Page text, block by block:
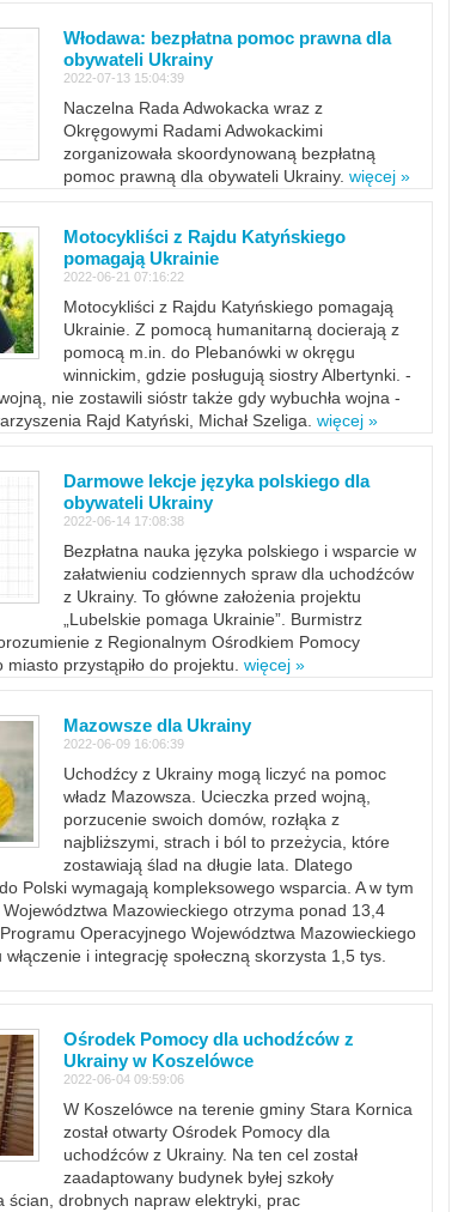
Włodawa: bezpłatna pomoc prawna dla
obywateli Ukrainy
2022-07-13 15:04:39
Naczelna Rada Adwokacka wraz z
Okręgowymi Radami Adwokackimi
zorganizowała skoordynowaną bezpłatną
pomoc prawną dla obywateli Ukrainy. więcej »
Motocykliści z Rajdu Katyńskiego
pomagają Ukrainie
2022-06-21 07:16:22
Motocykliści z Rajdu Katyńskiego pomagają
Ukrainie. Z pomocą humanitarną docierają z
pomocą m.in. do Plebanówki w okręgu
winnickim, gdzie posługują siostry Albertynki. -
nie zostawili sióstr także gdy wybuchła wojna -
Rajd Katyński, Michał Szeliga. więcej »
Darmowe lekcje języka polskiego dla
obywateli Ukrainy
2022-06-14 17:08:38
Bezpłatna nauka języka polskiego i wsparcie w
załatwieniu codziennych spraw dla uchodźców
z Ukrainy. To główne założenia projektu
„Lubelskie pomaga Ukrainie”. Burmistrz
z Regionalnym Ośrodkiem Pomocy
przystąpiło do projektu. więcej »
Mazowsze dla Ukrainy
2022-06-09 16:06:39
Uchodźcy z Ukrainy mogą liczyć na pomoc
władz Mazowsza. Ucieczka przed wojną,
porzucenie swoich domów, rozłąka z
najbliższymi, strach i ból to przeżycia, które
zostawiają ślad na długie lata. Dlatego
Polski wymagają kompleksowego wsparcia. A w tym
Mazowieckiego otrzyma ponad 13,4
Operacyjnego Województwa Mazowieckiego
i integrację społeczną skorzysta 1,5 tys.
Ośrodek Pomocy dla uchodźców z
Ukrainy w Koszelówce
2022-06-04 09:59:06
W Koszelówce na terenie gminy Stara Kornica
został otwarty Ośrodek Pomocy dla
uchodźców z Ukrainy. Na ten cel został
zaadaptowany budynek byłej szkoły
ścian, drobnych napraw elektryki, prac